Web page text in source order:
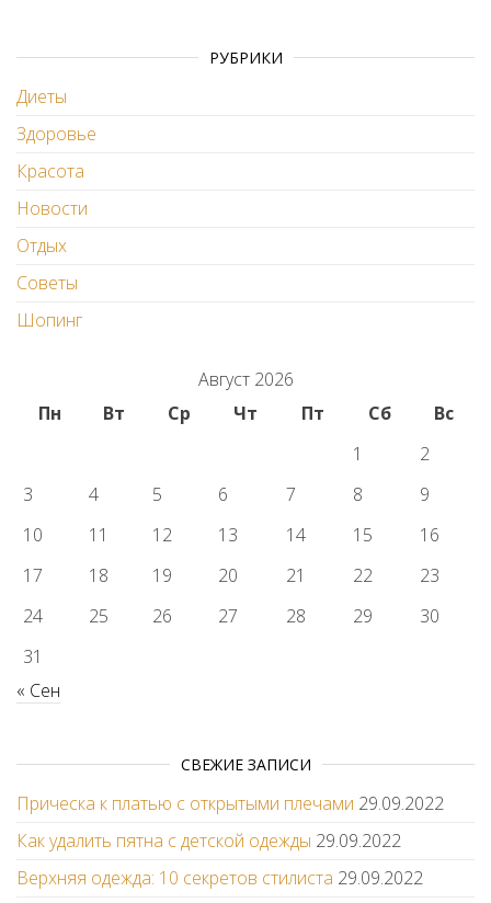
РУБРИКИ
Диеты
Здоровье
Красота
Новости
Отдых
Советы
Шопинг
Август 2026
Пн
Вт Ср Чт Пт Сб
Вс
1
2
3
4 5 6 7 8
9
10
11 12 13 14 15
16
17
18 19 20 21 22
23
24
25 26 27 28 29
30
31
« Сен
СВЕЖИЕ ЗАПИСИ
Прическа к платью с открытыми плечами 29.09.2022
Как удалить пятна с детской одежды 29.09.2022
Верхняя одежда: 10 секретов стилиста 29.09.2022